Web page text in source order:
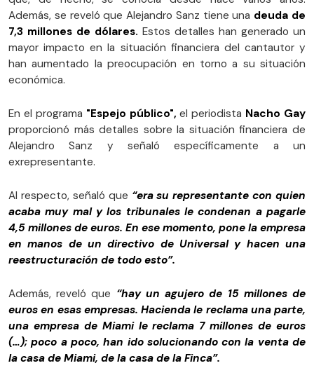
Además, se reveló que Alejandro Sanz tiene una deuda de
7,3 millones de dólares. Estos detalles han generado un
mayor impacto en la situación financiera del cantautor y
han aumentado la preocupación en torno a su situación
económica.
En el programa "Espejo público", el periodista Nacho Gay
proporcionó más detalles sobre la situación financiera de
Alejandro Sanz y señaló específicamente a un
exrepresentante.
Al respecto, señaló que “era su representante con quien
acaba muy mal y los tribunales le condenan a pagarle
4,5 millones de euros. En ese momento, pone la empresa
en manos de un directivo de Universal y hacen una
reestructuración de todo esto”.
Además, reveló que “hay un agujero de 15 millones de
euros en esas empresas. Hacienda le reclama una parte,
una empresa de Miami le reclama 7 millones de euros
(…); poco a poco, han ido solucionando con la venta de
la casa de Miami, de la casa de la Finca”.